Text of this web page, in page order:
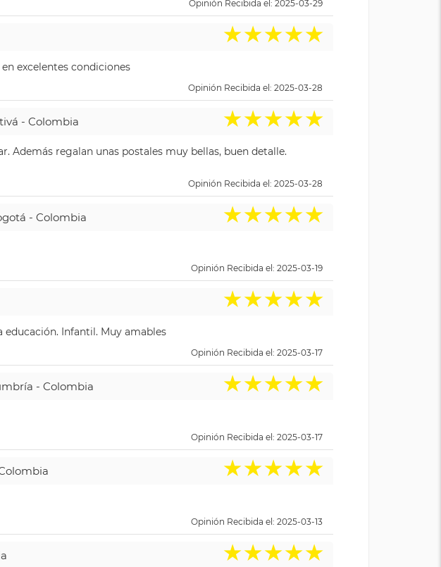
Opinión Recibida el: 2025-03-29
★★★★★
excelentes condiciones
Opinión Recibida el: 2025-03-28
- Colombia ★★★★★
Además regalan unas postales muy bellas, buen detalle.
Opinión Recibida el: 2025-03-28
- Colombia ★★★★★
Opinión Recibida el: 2025-03-19
★★★★★
Infantil. Muy amables
Opinión Recibida el: 2025-03-17
- Colombia ★★★★★
Opinión Recibida el: 2025-03-17
★★★★★
Opinión Recibida el: 2025-03-13
★★★★★